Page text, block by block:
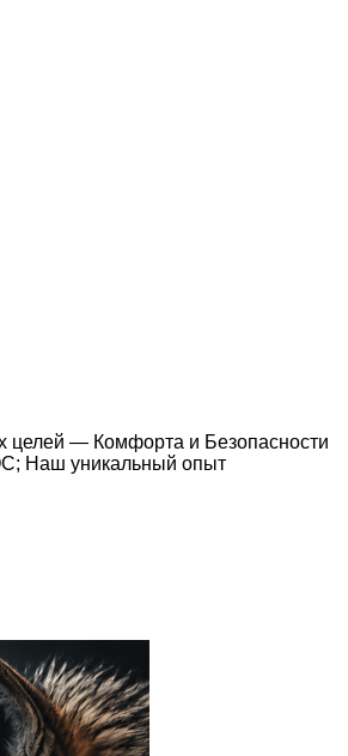
целей — Комфорта и Безопасности
Наш уникальный опыт